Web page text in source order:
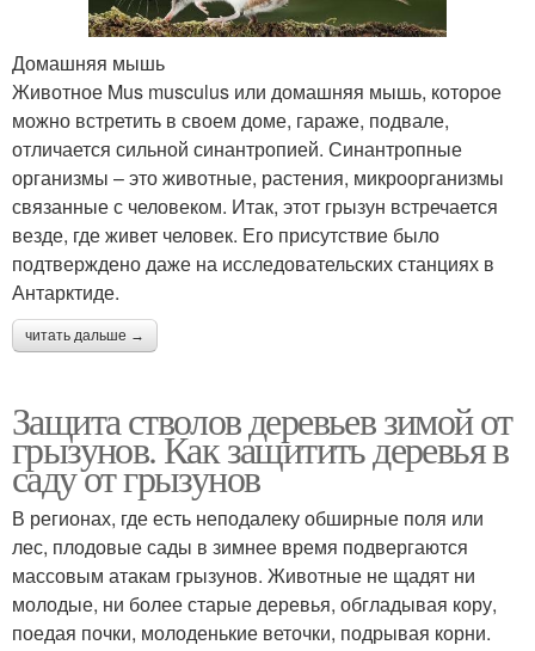
Домашняя мышь
Животное Mus musculus или домашняя мышь, которое
можно встретить в своем доме, гараже, подвале,
отличается сильной синантропией. Синантропные
организмы – это животные, растения, микроорганизмы
связанные с человеком. Итак, этот грызун встречается
везде, где живет человек. Его присутствие было
подтверждено даже на исследовательских станциях в
Антарктиде.
читать дальше →
Защита стволов деревьев зимой от
грызунов. Как защитить деревья в
саду от грызунов
В регионах, где есть неподалеку обширные поля или
лес, плодовые сады в зимнее время подвергаются
массовым атакам грызунов. Животные не щадят ни
молодые, ни более старые деревья, обгладывая кору,
поедая почки, молоденькие веточки, подрывая корни.